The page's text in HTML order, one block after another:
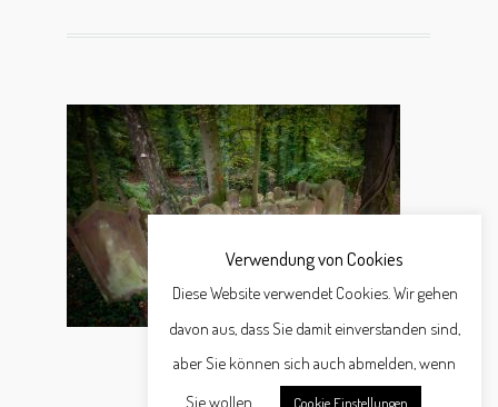
Verwendung von Cookies
Diese Website verwendet Cookies. Wir gehen
davon aus, dass Sie damit einverstanden sind,
aber Sie können sich auch abmelden, wenn
Sie wollen.
Cookie Einstellungen